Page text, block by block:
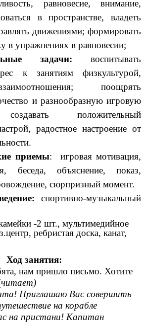
равновесие, внимание,
в пространстве, владеть
движениями; формировать
в упражнениях в равновесии;
задачи: воспитывать
к занятиям физкультурой,
поощрять
и разнообразную игровую
создавать положительный
радостное настроение от
приемы: игровая мотивация,
беседа, объяснение, показ,
сюрпризный момент.
спортивно-музыкальный
-2 шт., мультимедийное
ребристая доска, канат,
Ход занятия:
нам пришло письмо. Хотите
читает)
Приглашаю Вас совершить
на корабле
на пристани! Капитан